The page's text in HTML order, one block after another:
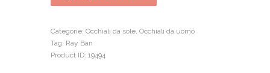
quantità
Categorie: Occhiali da sole, Occhiali da uomo
Tag: Ray Ban
Product ID: 19494